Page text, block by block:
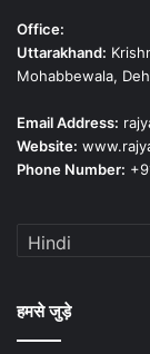
Office:
Uttarakhand:
Mohabbewala,
Email Address:
Website:
Phone Number:
हमसे जुड़े